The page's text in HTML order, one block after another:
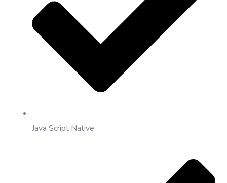
Java Script Native